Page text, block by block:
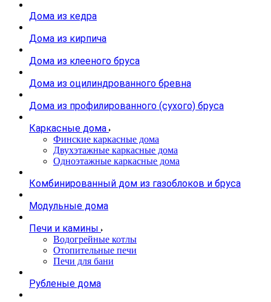
Дома из кедра
Дома из кирпича
Дома из клееного бруса
Дома из оцилиндрованного бревна
Дома из профилированного (сухого) бруса
Каркасные дома
Финские каркасные дома
Двухэтажные каркасные дома
Одноэтажные каркасные дома
Комбинированный дом из газоблоков и бруса
Модульные дома
Печи и камины
Водогрейные котлы
Отопительные печи
Печи для бани
Рубленые дома